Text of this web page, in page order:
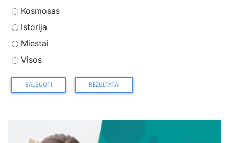
Kosmosas
Istorija
Miestai
Visos
BALSUOTI REZULTATAI